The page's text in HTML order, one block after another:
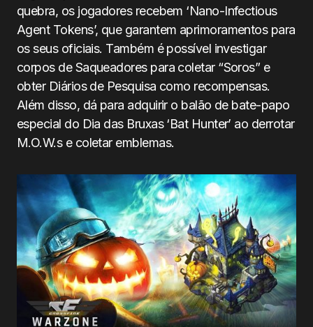
quebra, os jogadores recebem ‘Nano-Infectious
Agent Tokens’, que garantem aprimoramentos para
os seus oficiais. Também é possível investigar
corpos de Saqueadores para coletar “Soros” e
obter Diários de Pesquisa como recompensas.
Além disso, dá para adquirir o balão de bate-papo
especial do Dia das Bruxas ‘Bat Hunter’ ao derrotar
M.O.W.s e coletar emblemas.